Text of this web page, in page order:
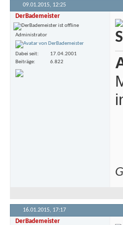
09.01.2015, 12:25
DerBademeister
Administrator
Dabei seit
17.04.2001
Beiträge
6.822
16.01.2015, 17:17
DerBademeister